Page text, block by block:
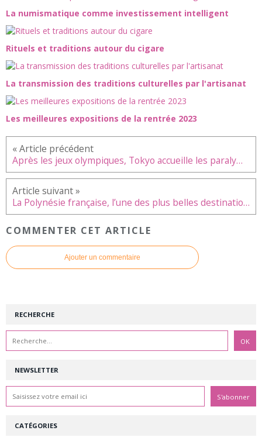
La numismatique comme investissement intelligent
Rituels et traditions autour du cigare
La transmission des traditions culturelles par l'artisanat
Les meilleures expositions de la rentrée 2023
Après les jeux olympiques, Tokyo accueille les paralympiques
La Polynésie française, l’une des plus belles destinations de vacances
COMMENTER CET ARTICLE
Ajouter un commentaire
NEWSLETTER
RECHERCHE
CATÉGORIES